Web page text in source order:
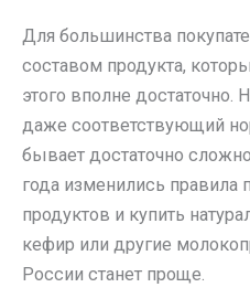
Для большинства
составом продукта,
этого вполне
даже соответствующий
бывает достаточно
года изменились
продуктов и купить
кефир или другие
России станет проще.